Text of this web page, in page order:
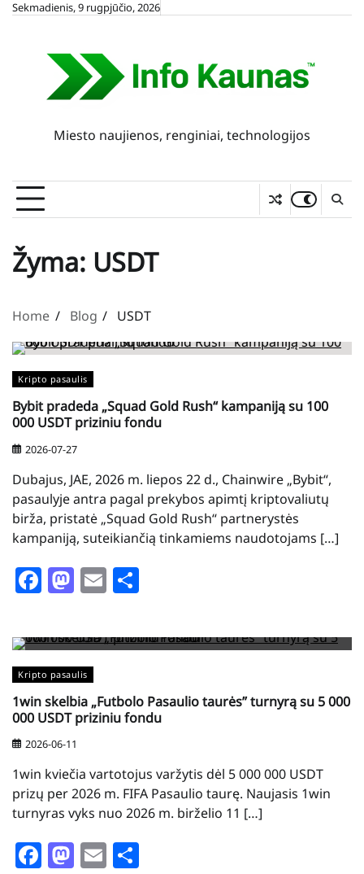
SkipSekmadienis, 9 rugpjūčio, 2026
Miesto naujienos, renginiai, technologijos
Žyma: USDT
Home Blog USDT
Kripto pasaulis
Bybit pradeda „Squad Gold Rush“ kampaniją su 100
000 USDT priziniu fondu
2026-07-27
Dubajus, JAE, 2026 m. liepos 22 d., Chainwire „Bybit“,
pasaulyje antra pagal prekybos apimtį kriptovaliutų
birža, pristatė „Squad Gold Rush“ partnerystės
kampaniją, suteikiančią tinkamiems naudotojams […]
Facebook
Mastodon
Email
Kripto pasaulis
1win skelbia „Futbolo Pasaulio taurės” turnyrą su 5 000
000 USDT priziniu fondu
2026-06-11
1win kviečia vartotojus varžytis dėl 5 000 000 USDT
prizų per 2026 m. FIFA Pasaulio taurę. Naujasis 1win
turnyras vyks nuo 2026 m. birželio 11 […]
Facebook
Mastodon
Email